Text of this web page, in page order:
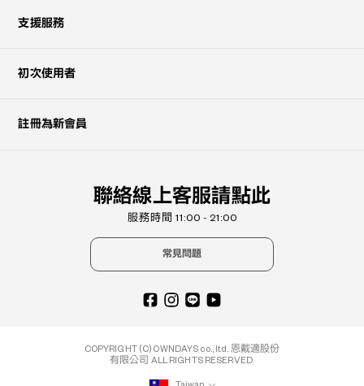
支援服務
初次使用者
註冊為新會員
聯絡線上客服請點此
服務時間 11:00 - 21:00
常見問題
COPYRIGHT (C) OWNDAYS co., ltd. 恩戴適股份
有限公司 ALL RIGHTS RESERVED.